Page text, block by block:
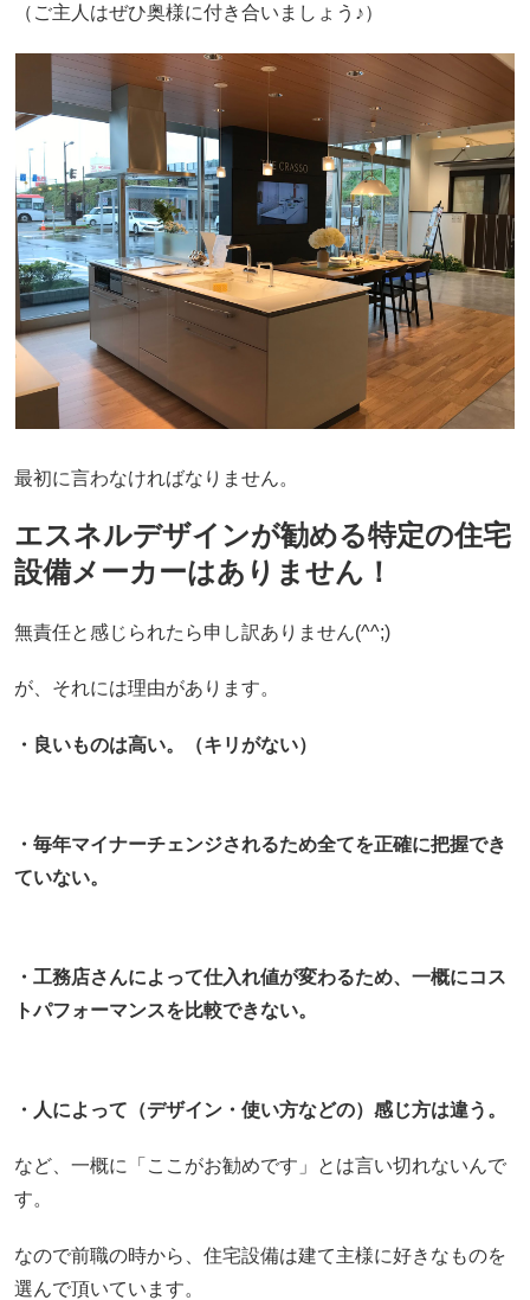
（ご主人はぜひ奥様に付き合いましょう♪）
最初に言わなければなりません。
エスネルデザインが勧める特定の住宅
設備メーカーはありません！
無責任と感じられたら申し訳ありません(^^;)
が、それには理由があります。
・良いものは高い。（キリがない）
・毎年マイナーチェンジされるため全てを正確に把握でき
ていない。
・工務店さんによって仕入れ値が変わるため、一概にコス
トパフォーマンスを比較できない。
・人によって（デザイン・使い方などの）感じ方は違う。
など、一概に「ここがお勧めです」とは言い切れないんで
す。
なので前職の時から、住宅設備は建て主様に好きなものを
選んで頂いています。